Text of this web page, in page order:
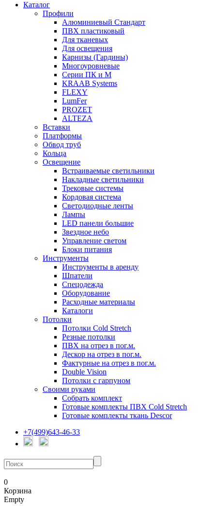
Каталог
Профили
Алюминиевый Стандарт
ПВХ пластиковый
Для тканевых
Для освещения
Карнизы (Гардины)
Многоуровневые
Серии ПК и М
KRAAB Systems
FLEXY
LumFer
PROZET
ALTEZA
Вставки
Платформы
Обвод труб
Кольца
Освещение
Встраиваемые светильники
Накладные светильники
Трековые системы
Кордовая система
Светодиодные ленты
Лампы
LED панели большие
Звездное небо
Управление светом
Блоки питания
Инструменты
Инструменты в аренду
Шпатели
Спецодежда
Оборудование
Расходные материалы
Каталоги
Потолки
Потолки Cold Stretch
Резные потолки
ПВХ на отрез в пог.м.
Дескор на отрез в пог.м.
Фактурные на отрез в пог.м.
Double Vision
Потолки с гарпуном
Своими руками
Собрать комплект
Готовые комплекты ПВХ Cold Stretch
Готовые комплекты ткань Descor
+7(499)643-46-33
0
Корзина
Empty